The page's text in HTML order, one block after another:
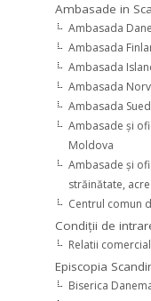
Ambasade in
Ambasada
Ambasada
Ambasada
Ambasada
Ambasada
Ambasade şi
Moldova
Ambasade şi
străinătate,
Centrul comun
Condiţii de
Relatii
Episcopia
Biserica